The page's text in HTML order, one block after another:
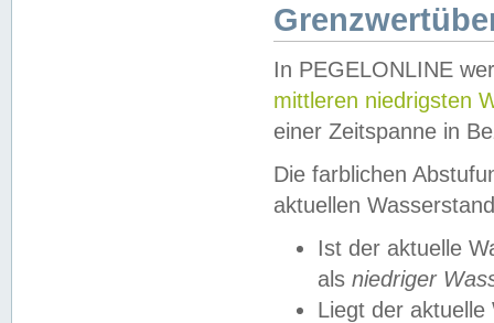
In PEGELONLINE
mittleren niedrigsten
einer Zeitspanne in
Die farblichen
aktuellen
Ist der aktuelle
als niedriger
Liegt der